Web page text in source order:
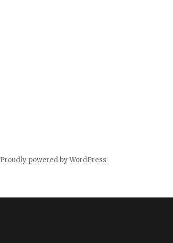
Proudly powered by WordPress